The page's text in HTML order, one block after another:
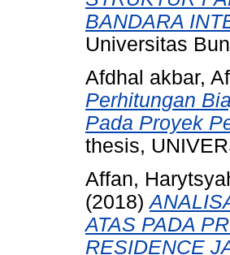
BANDARA
Universitas
Afdhal akbar,
Perhitungan
Pada Proyek
thesis,
Affan,
(2018)
ATAS PADA
RESIDENCE